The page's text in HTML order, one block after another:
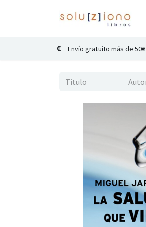
Envío gratuito más de 50€